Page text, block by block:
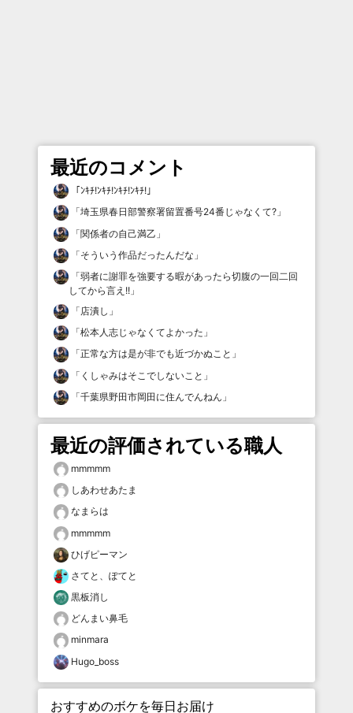
最近のコメント
「ﾝｷﾁ!ﾝｷﾁ!ﾝｷﾁ!ﾝｷﾁ! 」
「埼玉県春日部警察署留置番号24番じゃなくて? 」
「関係者の自己満乙 」
「そういう作品だったんだな 」
「弱者に謝罪を強要する暇があったら切腹の一回二回
してから言え!! 」
「店潰し 」
「松本人志じゃなくてよかった 」
「正常な方は是が非でも近づかぬこと 」
「 くしゃみはそこでしないこと 」
「千葉県野田市岡田に住んでんねん 」
最近の評価されている職人
mmmmm
しあわせあたま
なまらは
mmmmm
ひげピーマン
さてと、ぽてと
黒板消し
どんまい鼻毛
minmara
Hugo_boss
おすすめのボケを毎日お届け